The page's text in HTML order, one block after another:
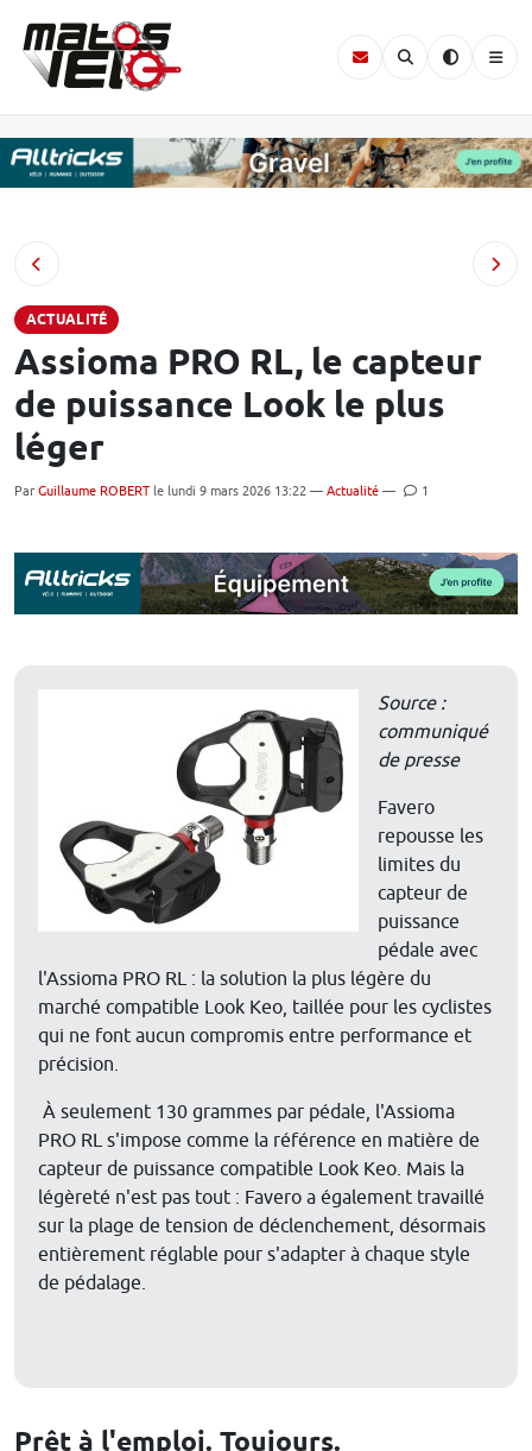
ACTUALITÉ
Assioma PRO RL, le capteur
de puissance Look le plus
léger
Par Guillaume ROBERT le lundi 9 mars 2026 13:22 — Actualité — 1
Source :
communiqué
de presse
Favero
repousse les
limites du
capteur de
puissance
pédale avec
l'Assioma PRO RL : la solution la plus légère du
marché compatible Look Keo, taillée pour les cyclistes
qui ne font aucun compromis entre performance et
précision.
À seulement 130 grammes par pédale, l'Assioma
PRO RL s'impose comme la référence en matière de
capteur de puissance compatible Look Keo. Mais la
légèreté n'est pas tout : Favero a également travaillé
sur la plage de tension de déclenchement, désormais
entièrement réglable pour s'adapter à chaque style
de pédalage.
Prêt à l'emploi. Toujours.